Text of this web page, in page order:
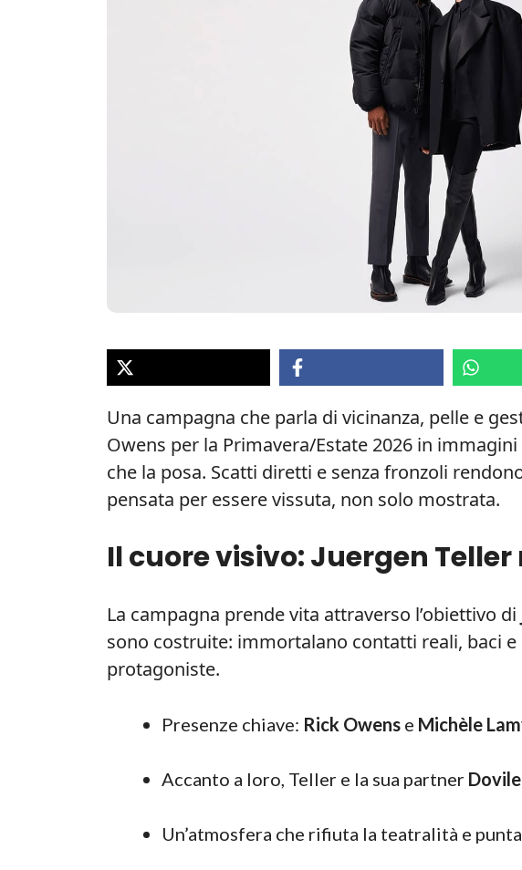
Una campagna che parla di vicinanza, pelle e
Owens per la Primavera/Estate 2026 in
che la posa. Scatti diretti e senza fronzoli
pensata per essere vissuta, non solo mostrata.
Il cuore visivo: Juergen
La campagna prende vita attraverso l’obiettivo di
sono costruite: immortalano contatti reali, baci e
protagoniste.
Presenze chiave: Rick Owens e Michèle
Accanto a loro, Teller e la sua partner
Un’atmosfera che rifiuta la teatralità e